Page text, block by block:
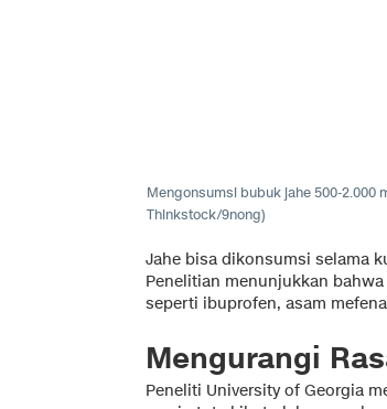
Mengonsumsi bubuk jahe 500-2.000
Thinkstock/9nong)
Jahe bisa dikonsumsi selama
Penelitian menunjukkan
seperti ibuprofen, asam
Mengurangi
Peneliti University of Georgia